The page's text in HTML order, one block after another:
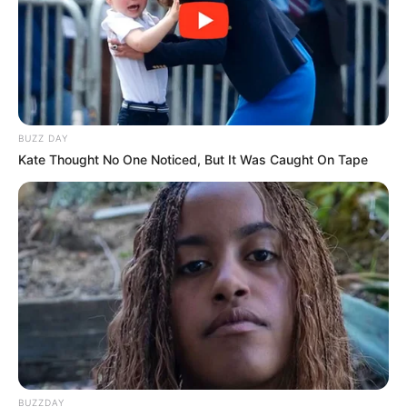
pour une troisième ou quatrième place. Toutefois, au vu de
l’opposition, viser la cinquième place apparaît déjà comme
un scénario satisfaisant.
Conclusion Quinté+ : HAPPY DANICA, une
candidature pour les places
En conclusion,HAPPY DANICA (4)aborde ce Quinté+ avec
sérieux, condition et un numéro avantageux. Cependant,
même si sa forme est sûre et son travail convaincant, elle
demeure limitée face à des cadets supérieurs. Ainsi, avec
un parcours sur mesure, elle peut accrocher un accessit.
Sinon, elle restera une jument courageuse, davantage
destinée à compléter les combinaisons qu’à bouleverser la
Également à votre disposition et dans le but de vous
faciliter l’analyse de ce quinté, vous pourrez découvrirles
BUZZ DAY
Kate Thought No One Noticed, But It Was Caught On Tape
BUZZDAY